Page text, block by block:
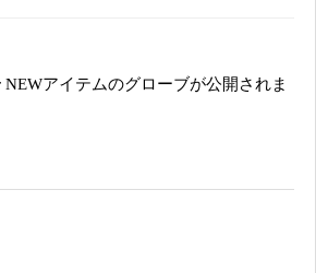
NEWアイテムのグローブが公開されま